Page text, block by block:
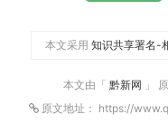
本文采用 知识共享署名-
本文由「 黔新网 」
原文地址： https://